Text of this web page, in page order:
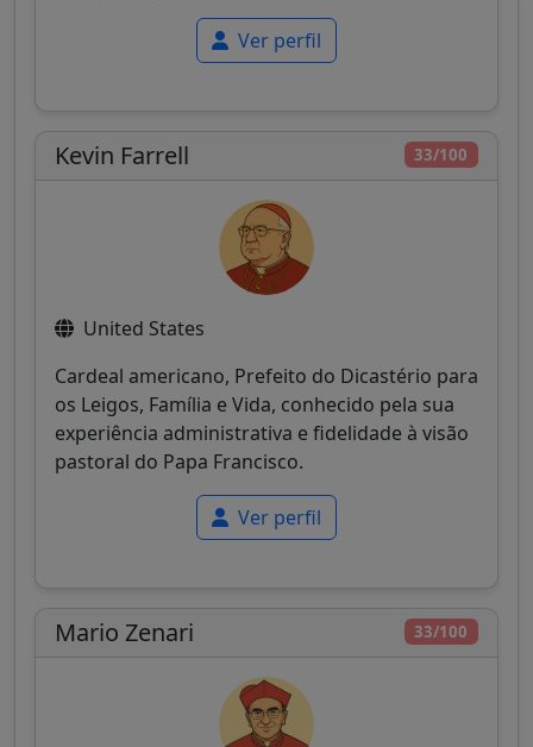
Ver perfil
33/100
Kevin Farrell
United States
Cardeal americano, Prefeito do Dicastério para
os Leigos, Família e Vida, conhecido pela sua
experiência administrativa e fidelidade à visão
pastoral do Papa Francisco.
Ver perfil
33/100
Mario Zenari